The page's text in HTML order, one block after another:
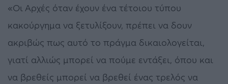
«Οι Αρχές όταν έχουν ένα τέτοιου τύπου
κακούργημα να ξετυλίξουν, πρέπει να δουν
ακριβώς πως αυτό το πράγμα δικαιολογείται,
γιατί αλλιώς μπορεί να πούμε εντάξει, όπου και
να βρεθείς μπορεί να βρεθεί ένας τρελός να